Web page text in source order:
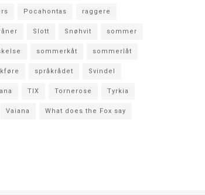
Pocahontas raggere
Slott Snøhvit sommer
sommerkåt sommerlåt
språkrådet Svindel
TIX Tornerose Tyrkia
Vaiana What does the Fox say